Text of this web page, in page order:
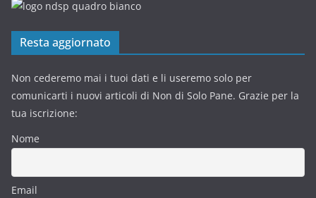
Resta aggiornato
Non cederemo mai i tuoi dati e li useremo solo per
comunicarti i nuovi articoli di Non di Solo Pane. Grazie per la
tua iscrizione:
Nome
Email